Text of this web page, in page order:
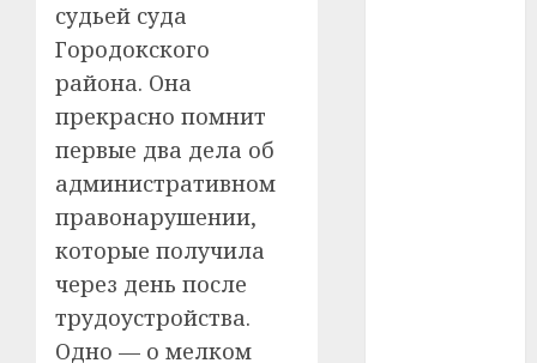
судьей суда
Городокского
района. Она
прекрасно помнит
первые два дела об
административном
правонарушении,
которые получила
через день после
трудоустройства.
Одно — о мелком